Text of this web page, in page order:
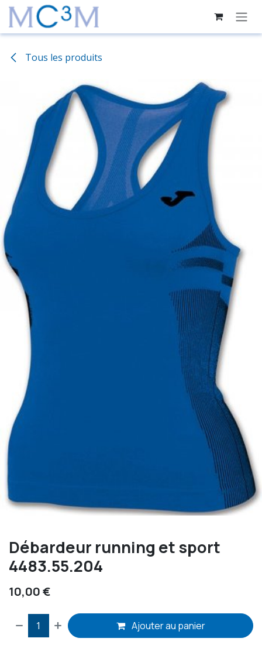
Se rendre au contenu
Tous les produits
Débardeur running et sport
4483.55.204
10,00€
Ajouter au panier